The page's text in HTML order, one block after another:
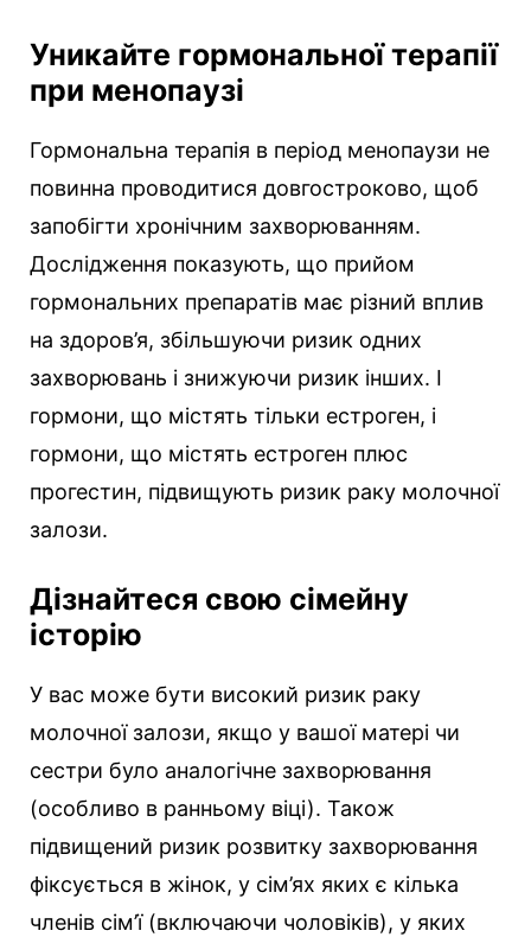
Уникайте гормональної терапії
при менопаузі
Гормональна терапія в період менопаузи не
повинна проводитися довгостроково, щоб
запобігти хронічним захворюванням.
Дослідження показують, що прийом
гормональних препаратів має різний вплив
на здоров’я, збільшуючи ризик одних
захворювань і знижуючи ризик інших. І
гормони, що містять тільки естроген, і
гормони, що містять естроген плюс
прогестин, підвищують ризик раку молочної
залози.
Дізнайтеся свою сімейну
історію
У вас може бути високий ризик раку
молочної залози, якщо у вашої матері чи
сестри було аналогічне захворювання
(особливо в ранньому віці). Також
підвищений ризик розвитку захворювання
фіксується в жінок, у сім’ях яких є кілька
членів сім’ї (включаючи чоловіків), у яких